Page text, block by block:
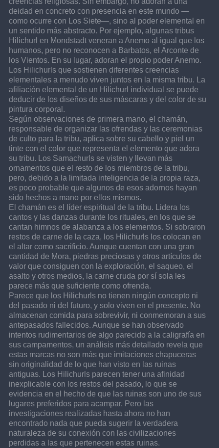
deidad en concreto con presencia en este mundo —
como ocurre con Los Siete—, sino al poder elemental en
un sentido más abstracto. Por ejemplo, algunas tribus
Hilichurl en Mondstadt veneran a Anemo al igual que los
humanos, pero no reconocen a Barbatos, el Arconte de
los Vientos. En su lugar, adoran el propio poder Anemo.
Los Hilichurls que sostienen diferentes creencias
elementales a menudo viven juntos en la misma tribu. La
afiliación elemental de un Hilichurl individual se puede
deducir de los diseños de sus máscaras y del color de su
pintura corporal.
Según observaciones de primera mano, el chamán,
responsable de organizar las ofrendas y las ceremonias
de culto para la tribu, aplica sobre su cabello y piel un
tinte con el color que representa el elemento que adora
su tribu. Los Samachurls se visten y llevan más
ornamentos que el resto de los miembros de la tribu,
pero, debido a la limitada inteligencia de la propia raza,
es poco probable que algunos de esos adornos hayan
sido hechos a mano por ellos mismos.
El chamán es el líder espiritual de la tribu. Lidera los
cantos y las danzas durante los rituales, en los que se
cantan himnos de alabanza a los elementos. Si sobraron
restos de carne de la caza, los Hilichurls los colocan en
el altar como sacrificio. Aunque cuentan con una gran
cantidad de Mora, piedras preciosas y otros artículos de
valor que consiguen con la exploración, el saqueo, el
asalto y otros medios, la carne cruda por sí sola les
parece más que suficiente como ofrenda.
Parece que los Hilichurls no tienen ningún concepto ni
del pasado ni del futuro, y solo viven en el presente. No
almacenan comida para sobrevivir, ni conmemoran a sus
antepasados fallecidos. Aunque se han observado
intentos rudimentarios de algo parecido a la caligrafía en
sus campamentos, un análisis más detallado revela que
estas marcas no son más que imitaciones chapuceras
sin originalidad de lo que han visto en las ruinas
antiguas. Los Hilichurls parecen tener una afinidad
inexplicable con los restos del pasado, lo que se
evidencia en el hecho de que las ruinas son uno de sus
lugares preferidos para acampar. Pero las
investigaciones realizadas hasta ahora no han
encontrado nada que pueda sugerir la verdadera
naturaleza de su conexión con las civilizaciones
perdidas a las que pertenecen estas ruinas.